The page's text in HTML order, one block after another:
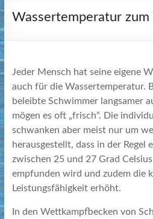
Wassertemperatur
Jeder Mensch hat seine eigene
auch für die Wassertemperatur.
beleibte Schwimmer langsamer
mögen es oft „frisch“. Die
schwanken aber meist nur um
herausgestellt, dass in der Regel
zwischen 25 und 27 Grad
empfunden wird und zudem die
Leistungsfähigkeit erhöht.
In den Wettkampfbecken von